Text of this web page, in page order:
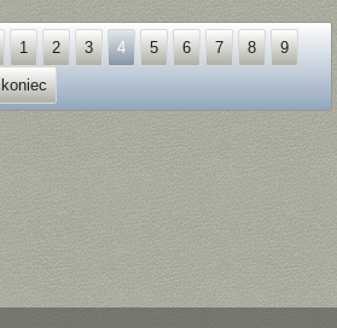
1 2 3 4 5 6 7 8 9
koniec